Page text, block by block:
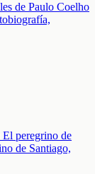
de Paulo Coelho
El peregrino de
de Santiago,